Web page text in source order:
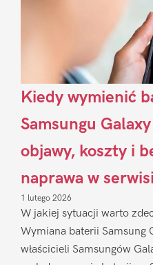
Kiedy wymienić
Samsungu
objawy, koszty i
naprawa w
1 lutego 2026
W jakiej sytuacji warto
Wymiana baterii Samsung
właścicieli Samsungów